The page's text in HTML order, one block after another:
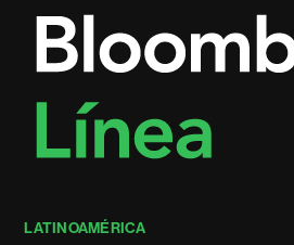
LATINOAMÉRICA